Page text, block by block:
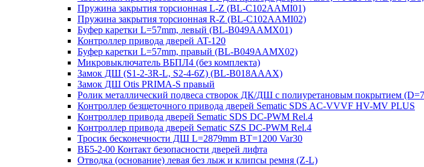
Пружина закрытия торсионная L-Z (BL-C102AAMI01)
Пружина закрытия торсионная R-Z (BL-C102AAMI02)
Буфер каретки L=57mm, левый (BL-B049AAMX01)
Контроллер привода дверей AT-120
Буфер каретки L=57mm, правый (BL-B049AAMX02)
Микровыключатель ВБПЛ4 (без комплекта)
Замок ДШ (S1-2-3R-L, S2-4-6Z) (BL-B018AAAX)
Замок ДШ Otis PRIMA-S правый
Ролик металлический подвеса створок ДК/ДШ с полиуретановым покрытием
Контроллер безщеточного привода дверей Sematiс SDS AC-VVVF HV-MV PLUS
Контроллер привода дверей Sematic SDS DC-PWM Rel.4
Контроллер привода дверей Sematic SZS DC-PWM Rel.4
Тросик бесконечности ДШ L=2879mm BT=1200 Var30
ВБ5-2-00 Контакт безопасности дверей лифта
Отводка (основание) левая без лыж и клипсы ремня (Z-L)